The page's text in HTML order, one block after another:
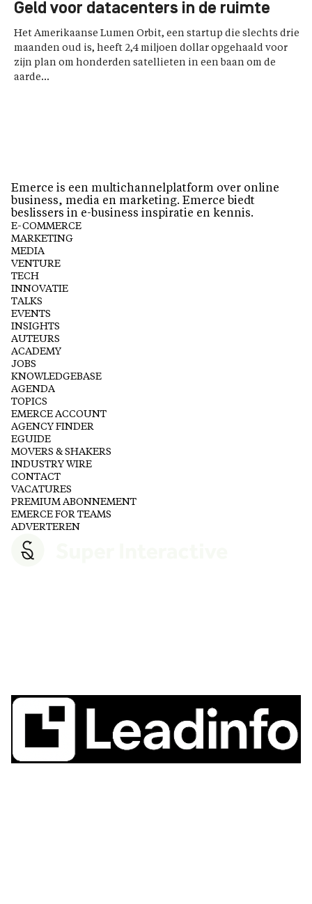
Geld voor datacenters in de ruimte
Het Amerikaanse Lumen Orbit, een startup die slechts drie
maanden oud is, heeft 2,4 miljoen dollar opgehaald voor
zijn plan om honderden satellieten in een baan om de
aarde...
Emerce is een multichannelplatform over online
business, media en marketing. Emerce biedt
beslissers in e-business inspiratie en kennis.
E-COMMERCE
MARKETING
MEDIA
VENTURE
TECH
INNOVATIE
TALKS
EVENTS
INSIGHTS
AUTEURS
ACADEMY
JOBS
KNOWLEDGEBASE
AGENDA
TOPICS
EMERCE ACCOUNT
AGENCY FINDER
EGUIDE
MOVERS & SHAKERS
INDUSTRY WIRE
CONTACT
VACATURES
PREMIUM ABONNEMENT
EMERCE FOR TEAMS
ADVERTEREN